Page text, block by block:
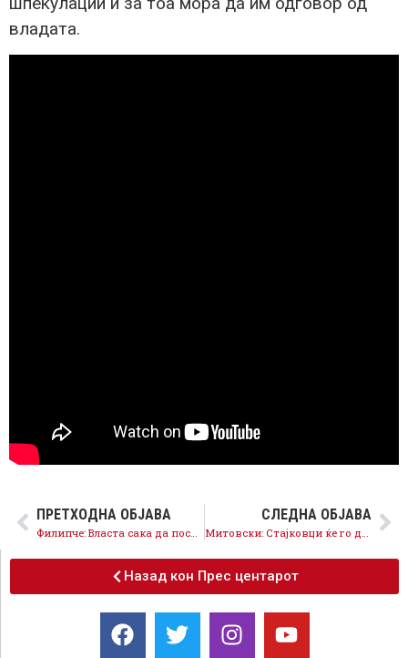
владата.
ПРЕТХОДНА ОБЈАВА СЛЕДНА ОБЈАВА
Назад кон Прес центарот